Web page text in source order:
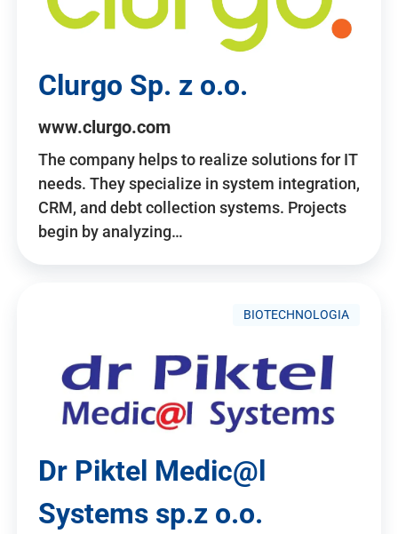
Clurgo Sp. z o.o.
www.clurgo.com
The company helps to realize solutions for IT
needs. They specialize in system integration,
CRM, and debt collection systems. Projects
begin by analyzing…
BIOTECHNOLOGIA
Dr Piktel Medic@l
Systems sp.z o.o.